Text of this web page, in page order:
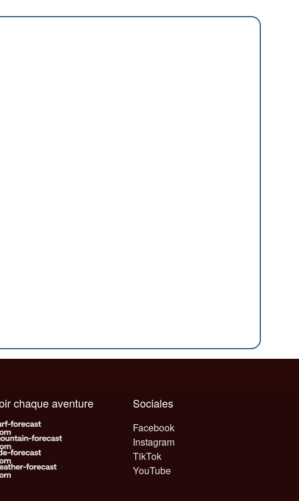
Sociales
Facebook
Instagram
TikTok
YouTube
chaque aventure